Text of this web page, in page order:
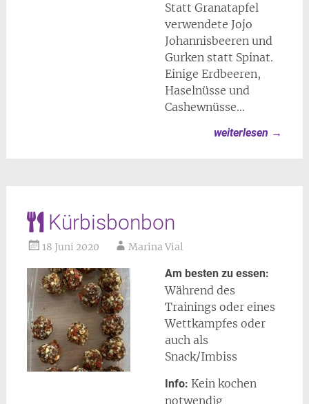
Statt Granatapfel
verwendete Jojo
Johannisbeeren und
Gurken statt Spinat.
Einige Erdbeeren,
Haselnüsse und
Cashewnüsse…
weiterlesen →
Kürbisbonbon
18 Juni 2020 Marina Vial
Am besten zu essen:
Während des
Trainings oder eines
Wettkampfes oder
auch als
Snack/Imbiss
Info: Kein kochen
notwendig